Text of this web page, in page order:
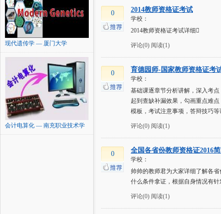
现代遗传学 — 厦门大学
会计电算化 — 南充职业技术学
院
0 2014教师资格证考试
学校：
2014教师资格证考试详细
评论(0) 阅读(1)
0 育德园师-国家教师资格证考
学校：
基础课逐章节分析讲解，深入考
起到查缺补漏效果，勾画重点难
模板，考试注意事项，答辩技巧等
评论(0) 阅读(1)
0 全国各省份教师资格证2016
学校：
帅帅的教师君为大家详细了解各
什么条件拿证，根据自身情况有
评论(0) 阅读(1)